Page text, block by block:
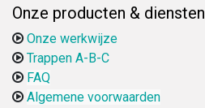
Onze producten & diensten
Onze werkwijze
Trappen A-B-C
FAQ
Algemene voorwaarden